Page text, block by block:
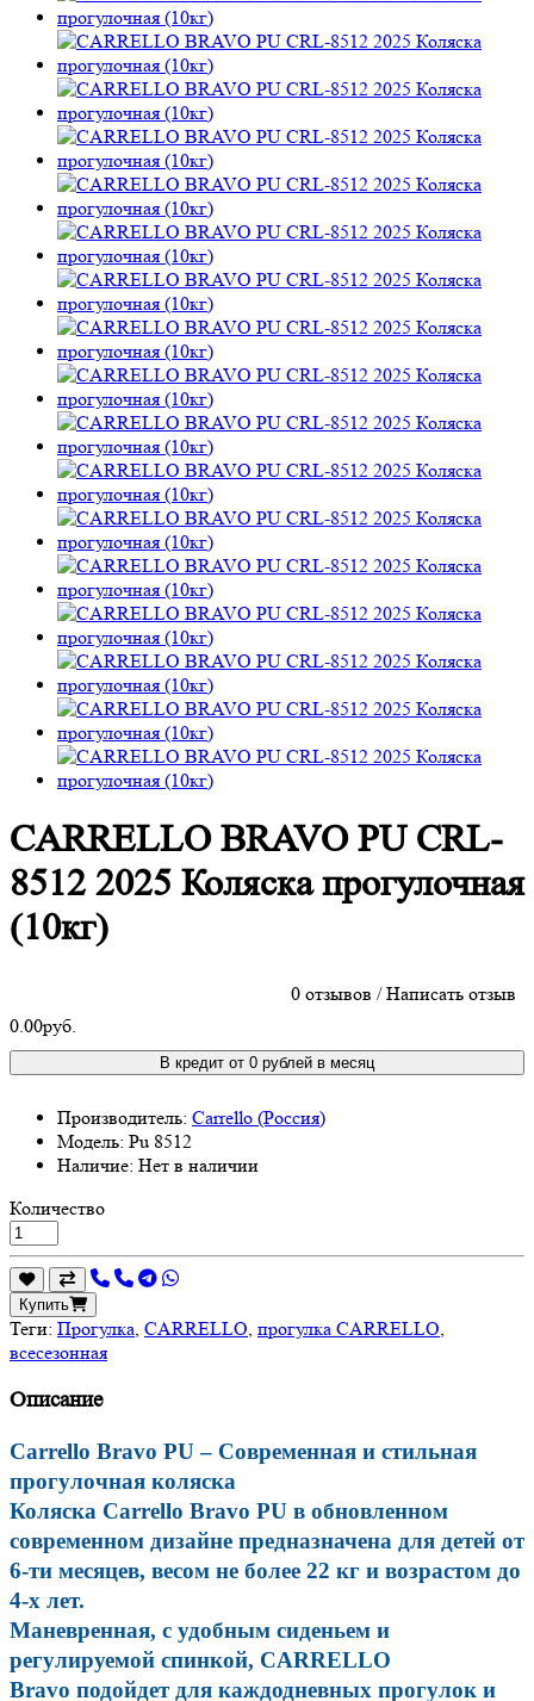
CARRELLO BRAVO PU CRL-
8512 2025 Коляска прогулочная
(10кг)
0 отзывов /Написать отзыв
0.00руб.
В кредит от 0 рублей в месяц
Производитель: Carrello (Россия)
Модель: Pu 8512
Наличие: Нет в наличии
Количество
Купить
Теги: Прогулка, CARRELLO, прогулка CARRELLO,
всесезонная
Описание
Carrello Bravo PU – Современная и стильная
прогулочная коляска
Коляска Carrello Bravo PU в обновленном
современном дизайне предназначена для детей от
6-ти месяцев, весом не более 22 кг и возрастом до
4-х лет.
Маневренная, с удобным сиденьем и
регулируемой спинкой, CARRELLO
Bravo подойдет для каждодневных прогулок и